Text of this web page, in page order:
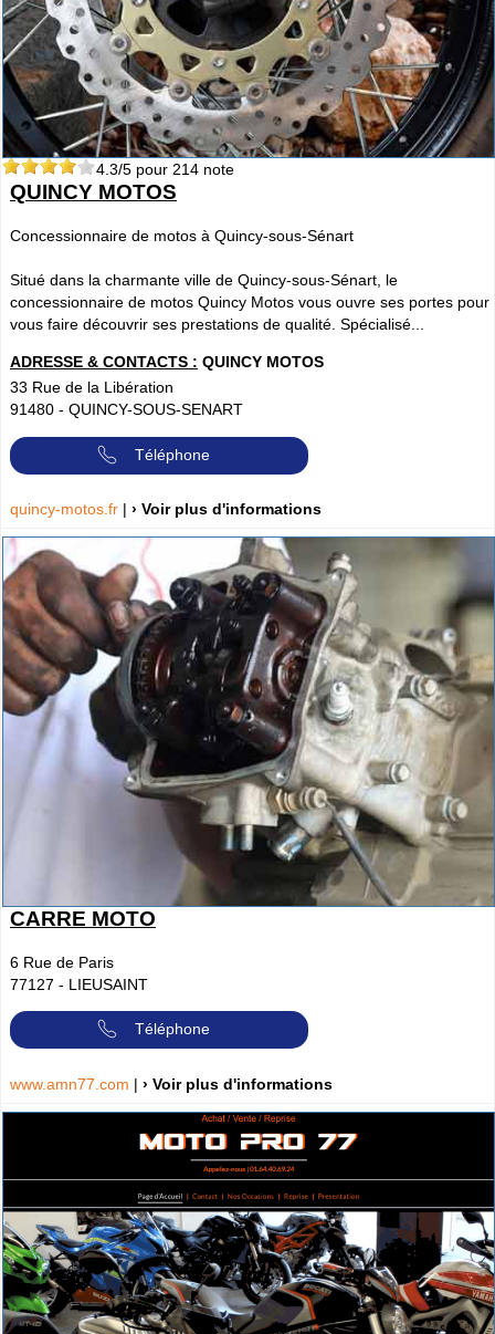
4.3/5 pour 214 note
QUINCY MOTOS
Concessionnaire de motos à Quincy-sous-Sénart
Situé dans la charmante ville de Quincy-sous-Sénart, le
concessionnaire de motos Quincy Motos vous ouvre ses portes pour
vous faire découvrir ses prestations de qualité. Spécialisé...
ADRESSE & CONTACTS : QUINCY MOTOS
33 Rue de la Libération
91480 - QUINCY-SOUS-SENART
Téléphone
quincy-motos.fr | › Voir plus d'informations
CARRE MOTO
6 Rue de Paris
77127 - LIEUSAINT
Téléphone
www.amn77.com | › Voir plus d'informations